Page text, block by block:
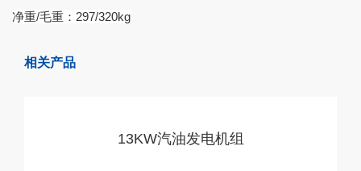
净重/毛重：297/320kg
相关产品
13KW汽油发电机组